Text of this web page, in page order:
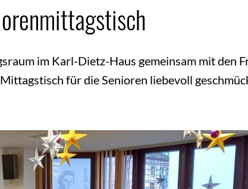
im Karl-Dietz-Haus gemeinsam mit den
für die Senioren liebevoll